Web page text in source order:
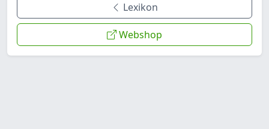
Lexikon
Webshop